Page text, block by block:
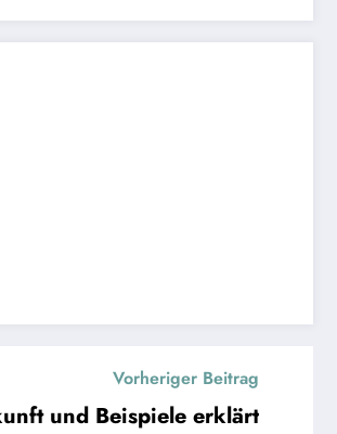
Vorheriger Beitrag
und Beispiele erklärt